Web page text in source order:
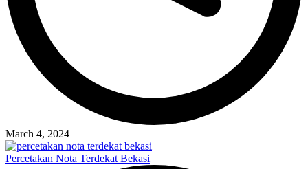
March 4, 2024
Percetakan Nota Terdekat Bekasi